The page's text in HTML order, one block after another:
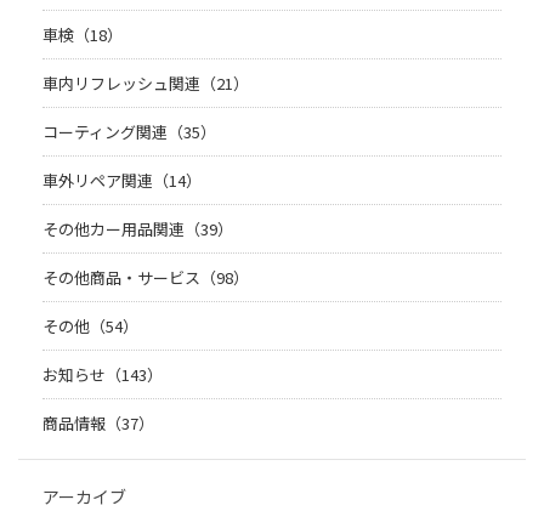
車検（18）
車内リフレッシュ関連（21）
コーティング関連（35）
車外リペア関連（14）
その他カー用品関連（39）
その他商品・サービス（98）
その他（54）
お知らせ（143）
商品情報（37）
アーカイブ